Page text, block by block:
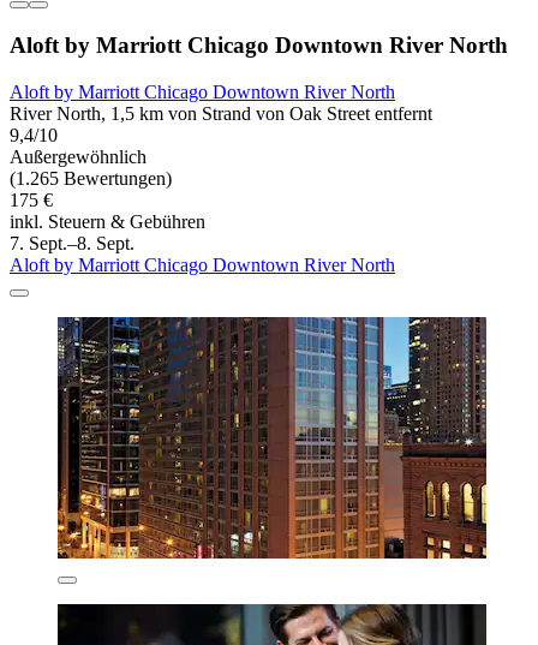
Aloft by Marriott Chicago Downtown River North
Aloft by Marriott Chicago Downtown River North
River North, 1,5 km von Strand von Oak Street entfernt
9,4/10
Außergewöhnlich
(1.265 Bewertungen)
175 €
inkl. Steuern & Gebühren
7. Sept.–8. Sept.
Aloft by Marriott Chicago Downtown River North